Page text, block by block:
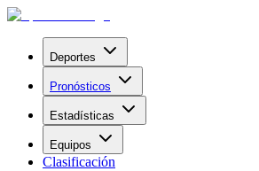
Deportes
Pronósticos
Estadísticas
Equipos
Clasificación